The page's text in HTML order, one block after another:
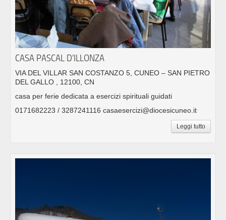
CASA PASCAL D’ILLONZA
VIA DEL VILLAR SAN COSTANZO 5, CUNEO – SAN PIETRO
DEL GALLO , 12100, CN
casa per ferie dedicata a esercizi spirituali guidati
0171682223 / 3287241116 casaesercizi@diocesicuneo.it
Leggi tutto